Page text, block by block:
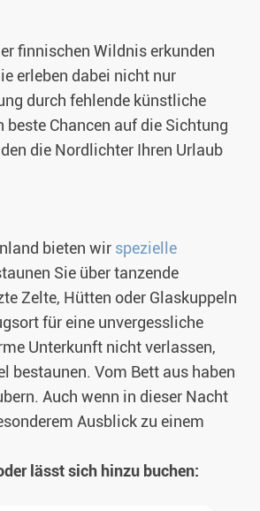
finnischen Wildnis erkunden
erleben dabei nicht nur
durch fehlende künstliche
Chancen auf die Sichtung
die Nordlichter Ihren Urlaub
bieten wir spezielle
Sie über tanzende
Zelte, Hütten oder Glaskuppeln
für eine unvergessliche
Unterkunft nicht verlassen,
bestaunen. Vom Bett aus haben
Auch wenn in dieser Nacht
Ausblick zu einem
lässt sich hinzu buchen: